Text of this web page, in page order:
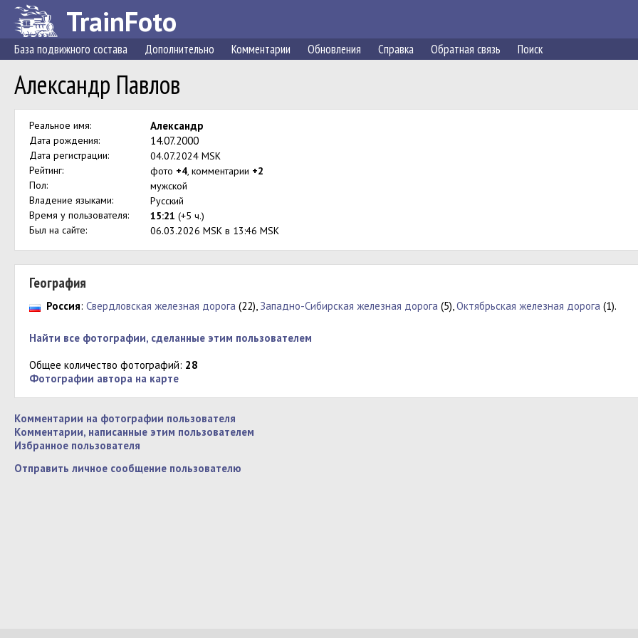
TrainFoto
База подвижного состава Дополнительно Комментарии Обновления Справка Обратная связь Поиск
Александр Павлов
Реальное имя: Александр
Дата рождения: 14.07.2000
Дата регистрации:
04.07.2024 MSK
Рейтинг:
фото +4, комментарии +2
Пол:
мужской
Владение языками:
Русский
Время у пользователя:
15:21 (+5 ч.)
Был на сайте:
06.03.2026 MSK в 13:46 MSK
География
Россия: Свердловская железная дорога (22), Западно-Сибирская железная дорога (5),Октябрьская железная дорога (1).
Найти все фотографии, сделанные этим пользователем
Общее количество фотографий: 28
Фотографии автора на карте
Комментарии на фотографии пользователя
Комментарии, написанные этим пользователем
Избранное пользователя
Отправить личное сообщение пользователю